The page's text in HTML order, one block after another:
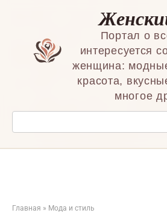
Портал о
интересуется
женщина:
красота,
многое
Поиск:
Главная » Мода и стиль